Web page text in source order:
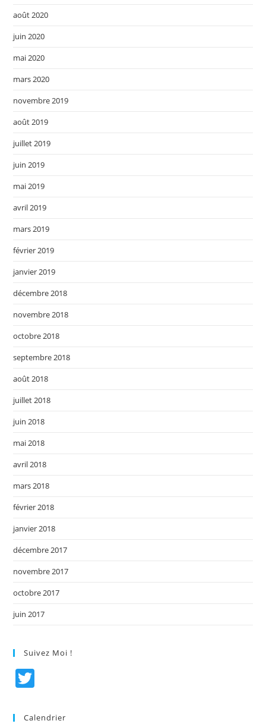
août 2020
juin 2020
mai 2020
mars 2020
novembre 2019
août 2019
juillet 2019
juin 2019
mai 2019
avril 2019
mars 2019
février 2019
janvier 2019
décembre 2018
novembre 2018
octobre 2018
septembre 2018
août 2018
juillet 2018
juin 2018
mai 2018
avril 2018
mars 2018
février 2018
janvier 2018
décembre 2017
novembre 2017
octobre 2017
juin 2017
Suivez Moi !
itt
Calendrier